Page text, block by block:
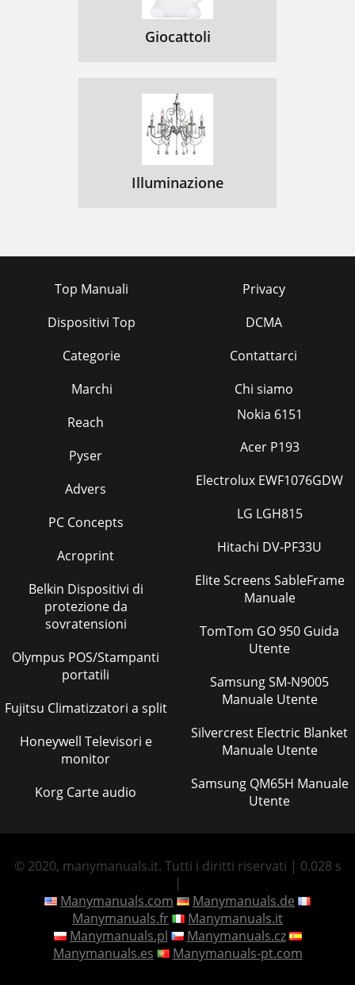
Giocattoli
Illuminazione
Top Manuali
Dispositivi Top
Categorie
Marchi
Privacy
DCMA
Contattarci
Chi siamo
Reach
Pyser
Advers
PC Concepts
Acroprint
Belkin Dispositivi di
protezione da
sovratensioni
Olympus POS/Stampanti
portatili
Fujitsu Climatizzatori a split
Honeywell Televisori e
monitor
Korg Carte audio
Nokia 6151
Acer P193
Electrolux EWF1076GDW
LG LGH815
Hitachi DV-PF33U
Elite Screens SableFrame
Manuale
TomTom GO 950 Guida
Utente
Samsung SM-N9005
Manuale Utente
Silvercrest Electric Blanket
Manuale Utente
Samsung QM65H Manuale
Utente
© 2020, manymanuals.it. Tutti i diritti riservati | 0.028 s
|
Manymanuals.com
Manymanuals.de
Manymanuals.fr
Manymanuals.it
Manymanuals.pl
Manymanuals.cz
Manymanuals.es
Manymanuals-pt.com